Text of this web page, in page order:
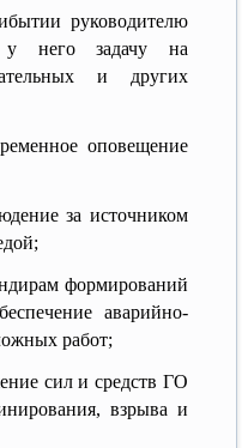
руководителю
у него задачу на
и других
оповещение
за источником
формирований
аварийно-
работ;
сил и средств ГО
взрыва и